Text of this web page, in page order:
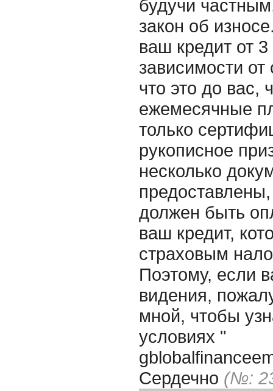
будучи
закон об
ваш кредит от
зависимости
что это до вас,
ежемесячные
только
рукописное
несколько
должен быть
ваш кредит,
страховым
Поэтому, если
видения,
мной, чтобы
условиях "
Сердечно (№: